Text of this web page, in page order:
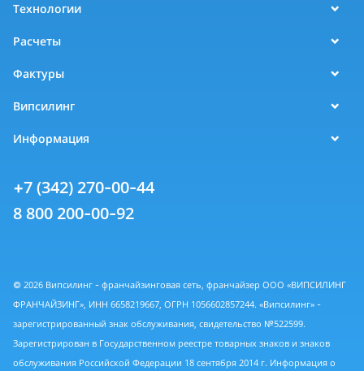
Технологии
Расчеты
Фактуры
Випсилинг
Информация
+7 (342) 270-00-44
8 800 200-00-92
© 2026 Випсилинг - франчайзинговая сеть, франчайзер ООО «ВИПСИЛИНГ
ФРАНЧАЙЗИНГ», ИНН 6658219667, ОГРН 1056602857244. «Випсилинг» -
зарегистрированный знак обслуживания, свидетельство №522599.
Зарегистрирован в Государственном реестре товарных знаков и знаков
обслуживания Российской Федерации 18 сентября 2014 г. Информация о